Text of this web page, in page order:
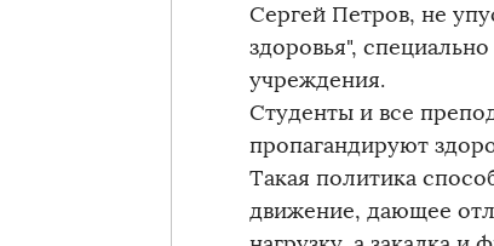
Сергей Петров, не
здоровья",
учреждения.
Студенты и все
пропагандируют
Такая политика
движение, дающее